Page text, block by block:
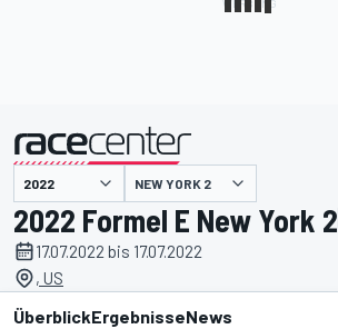
NEW YORK 2
2022 Formel E New York 2
17.07.2022 bis 17.07.2022
, US
ÜberblickErgebnisseNews